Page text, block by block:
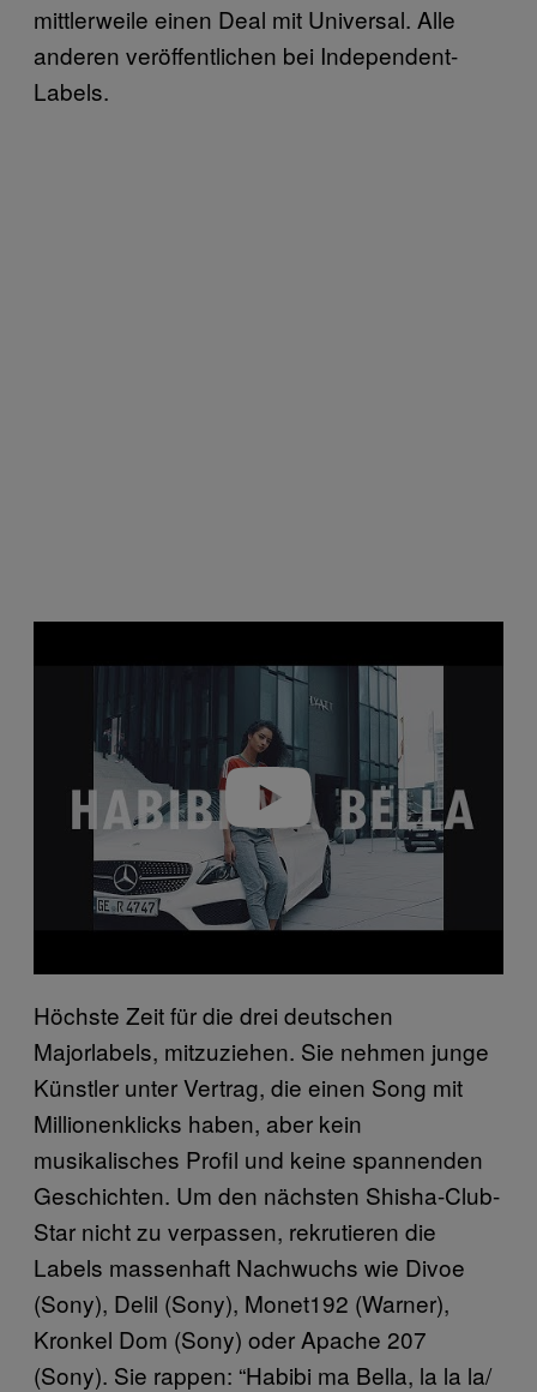
mittlerweile einen Deal mit Universal. Alle
anderen veröffentlichen bei Independent-
Labels.
Höchste Zeit für die drei deutschen
Majorlabels, mitzuziehen. Sie nehmen junge
Künstler unter Vertrag, die einen Song mit
Millionenklicks haben, aber kein
musikalisches Profil und keine spannenden
Geschichten. Um den nächsten Shisha-Club-
Star nicht zu verpassen, rekrutieren die
Labels massenhaft Nachwuchs wie Divoe
(Sony), Delil (Sony), Monet192 (Warner),
Kronkel Dom (Sony) oder Apache 207
(Sony). Sie rappen: “Habibi ma Bella, la la la/